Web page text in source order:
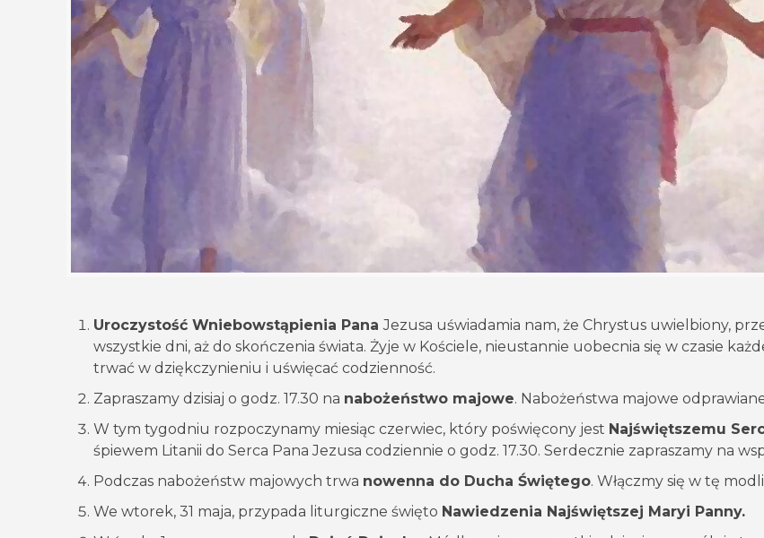
Uroczystość Wniebowstąpienia PanaJezusa uświadamia nam, że Chrystus uwielbiony,
wszystkie dni, aż do skończenia świata. Żyje w Kościele, nieustannie uobecnia się w czasie
trwać w dziękczynieniu i uświęcać codzienność.
Zapraszamy dzisiaj o godz. 17.30 na nabożeństwo majowe. Nabożeństwa majowe
W tym tygodniu rozpoczynamy miesiąc czerwiec, który poświęcony jest Najświętszemu
śpiewem Litanii do Serca Pana Jezusa codziennie o godz. 17.30. Serdecznie zapraszamy na
Podczas nabożeństw majowych trwa nowenna do Ducha Świętego. Włączmy się w tę
We wtorek, 31 maja, przypada liturgiczne święto Nawiedzenia Najświętszej Maryi Panny.